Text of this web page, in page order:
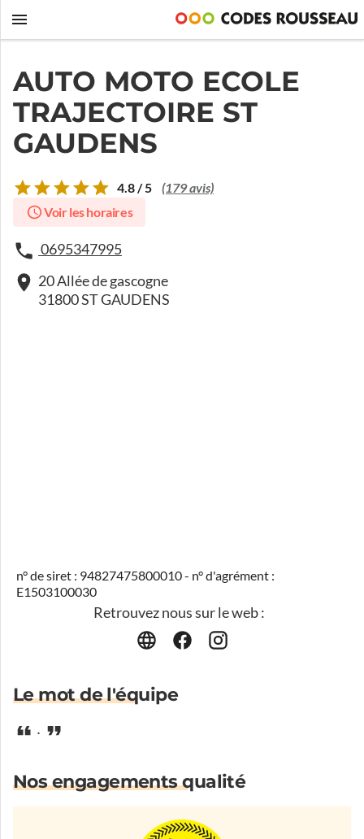
AUTO MOTO ECOLE
TRAJECTOIRE ST
GAUDENS
4.8 / 5 (179 avis)
Voir les horaires
0695347995
20 Allée de gascogne
31800 ST GAUDENS
n° de siret : 94827475800010 - n° d'agrément :
E1503100030
Retrouvez nous sur le web :
Le mot de l'équipe
.
Nos engagements qualité